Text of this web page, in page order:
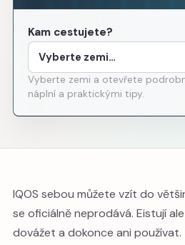
Kam cestujete?
Vyberte zemi a otevřete
náplní a praktickými tipy.
IQOS sebou můžete vzít do
se oficiálně neprodává. Eistují
dovážet a dokonce ani používat.